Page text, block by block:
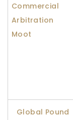
Commercial
Arbitration
Moot
Global Pound